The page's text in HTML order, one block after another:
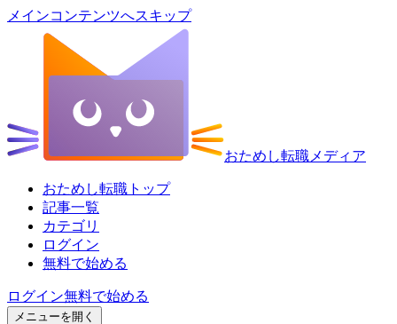
メインコンテンツへスキップ
おためし転職メディア
おためし転職トップ
記事一覧
カテゴリ
ログイン
無料で始める
ログイン無料で始める
メニューを開く